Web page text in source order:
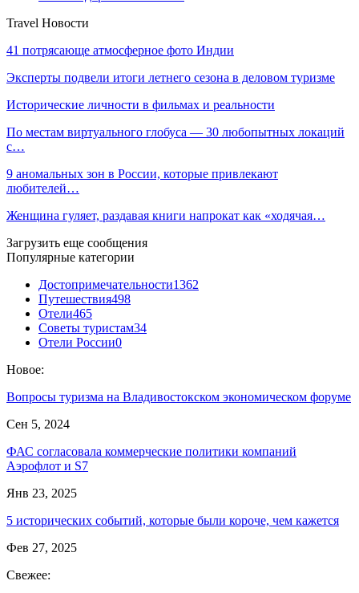
Travel Новости
41 потрясающе атмосферное фото Индии
Эксперты подвели итоги летнего сезона в деловом туризме
Исторические личности в фильмах и реальности
По местам виртуального глобуса — 30 любопытных локаций
с…
9 аномальных зон в России, которые привлекают
любителей…
Женщина гуляет, раздавая книги напрокат как «ходячая…
Загрузить еще сообщения
Популярные категории
Достопримечательности1362
Путешествия498
Отели465
Советы туристам34
Отели России0
Новое:
Вопросы туризма на Владивостокском экономическом форуме
Сен 5, 2024
ФАС согласовала коммерческие политики компаний
Аэрофлот и S7
Янв 23, 2025
5 исторических событий, которые были короче, чем кажется
Фев 27, 2025
Свежее: